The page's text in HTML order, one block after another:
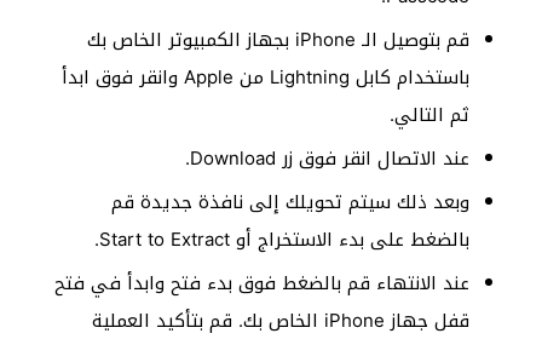
قم بتوصيل الـ iPhone بجهاز الكمبيوتر الخاص بك
باستخدام كابل Lightning من Apple وانقر فوق ابدأ
ثم التالي.
عند الاتصال انقر فوق زر Download.
وبعد ذلك سيتم تحويلك إلى نافذة جديدة قم
بالضغط على بدء الاستخراج أو Start to Extract.
عند الانتهاء قم بالضغط فوق بدء فتح وابدأ في فتح
قفل جهاز iPhone الخاص بك. قم بتأكيد العملية